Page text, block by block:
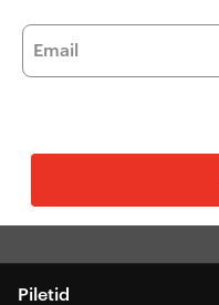
Email
Piletid